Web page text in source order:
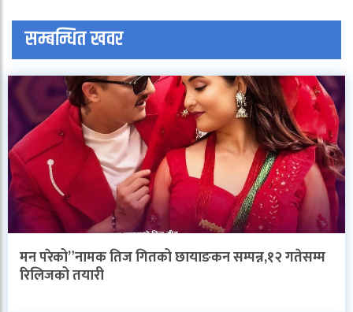
सम्बन्धित खवर
मन परेको”नामक तिज गितको छायाङकन सम्पन्न,१२ गतेसम्म
रिलिजको तयारी